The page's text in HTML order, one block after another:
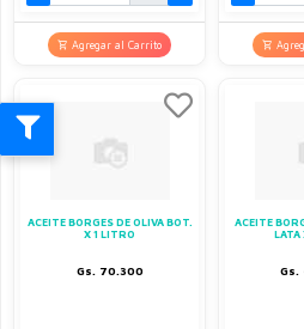
Agregar al Carrito
ACEITE BORGES DE OLIVA BOT.
X 1 LITRO
Gs. 70.300
ACEITE
Gs.